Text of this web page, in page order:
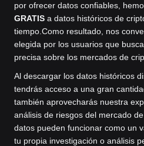
por ofrecer datos confiables,
GRATIS a datos históricos de
tiempo. Como resultado, nos
elegida por los usuarios que
precisa sobre los mercados de
Al descargar los datos históricos
tendrás acceso a una gran
también aprovecharás nuestra
análisis de riesgos del mercado
datos pueden funcionar como un
tu propia investigación o análisis